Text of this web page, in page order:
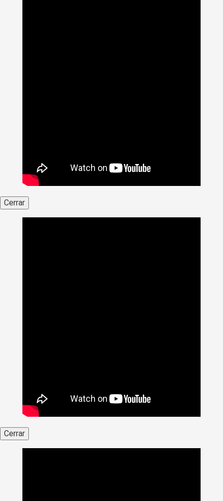
Cerrar
Cerrar